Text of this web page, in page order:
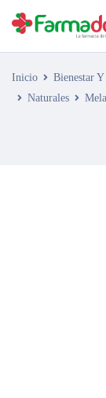
Inicio Bienestar
Naturales